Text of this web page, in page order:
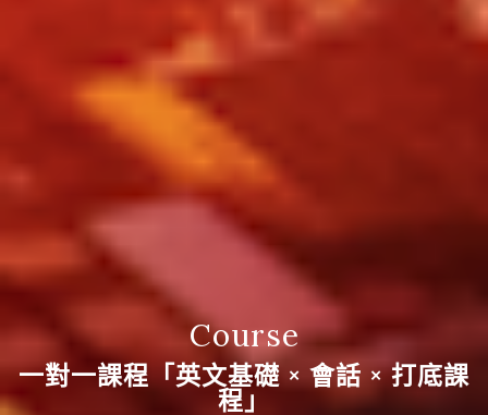
Course
一對一課程「英文基礎 × 會話 × 打底課
程」